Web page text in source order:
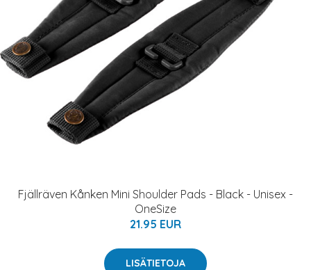
Fjällräven Kånken Mini Shoulder Pads - Black - Unisex -
OneSize
21.95 EUR
LISÄTIETOJA